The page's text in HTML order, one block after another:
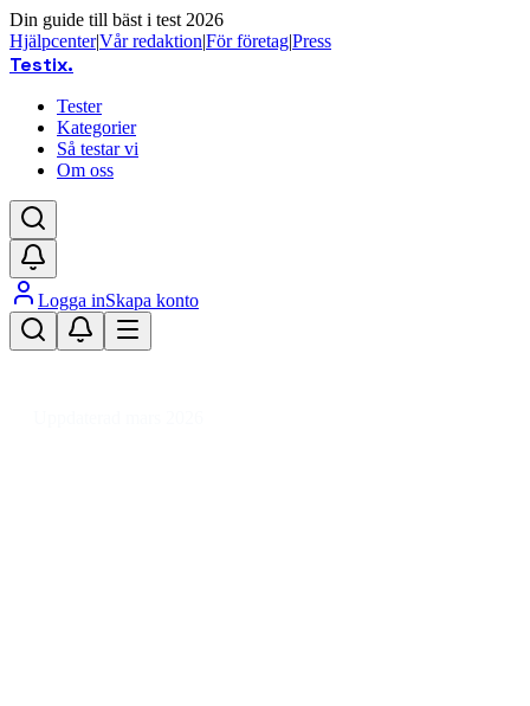
Din guide till bäst i test 2026
Hjälpcenter|Vår redaktion|För företag|Press
Testix.
Tester
Kategorier
Så testar vi
Om oss
Logga inSkapa konto